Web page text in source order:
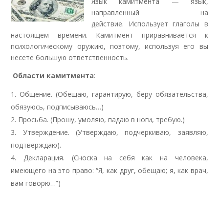
направленный на
действие. Использует глаголы в
настоящем времени. Камитмент приравнивается к
психологическому оружию, поэтому, используя его вы
несете большую ответственность.
Области камитмента:
Общение. (Обещаю, гарантирую, беру обязательства,
обязуюсь, подписываюсь…)
Просьба. (Прошу, умоляю, падаю в ноги, требую.)
Утверждение. (Утверждаю, подчеркиваю, заявляю,
подтверждаю).
Декларация. (Сноска на себя как на человека,
имеющего на это право: “Я, как друг, обещаю; я, как врач,
вам говорю…”)